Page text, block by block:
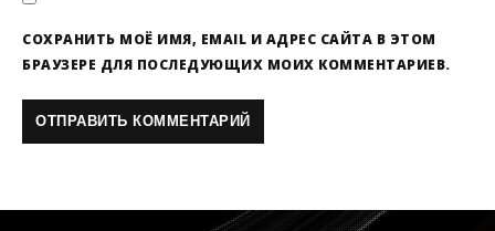
СОХРАНИТЬ МОЁ ИМЯ, EMAIL И АДРЕС САЙТА В ЭТОМ
БРАУЗЕРЕ ДЛЯ ПОСЛЕДУЮЩИХ МОИХ КОММЕНТАРИЕВ.